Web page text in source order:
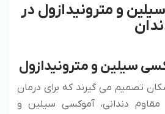
و مترونیدازول در
سیلین و مترونیدازول
تصمیم می گیرند که برای درمان
دندانی، آموکسی سیلین و